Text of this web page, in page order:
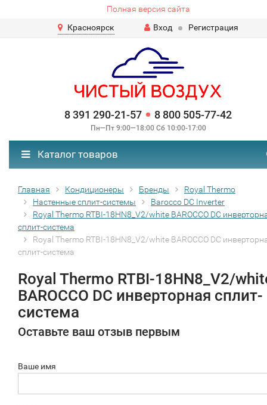
Полная версия сайта
Красноярск
Вход Регистрация
8 391 290-21-57 8 800 505-77-42
Пн—Пт 9:00—18:00 Сб 10:00-17:00
Каталог товаров
Главная Кондиционеры Бренды
Royal Thermo
Настенные сплит-системы
Barocco DC Inverter
Royal Thermo RTBI-18HN8_V2/white BAROCCO DC
сплит-система
Royal Thermo RTBI-18HN8_V2/white BAROCCO DC
сплит-система
Royal Thermo RTBI-18HN8_V2/
BAROCCO DC инверторная сплит-
система
Оставьте ваш отзыв первым
Ваше имя